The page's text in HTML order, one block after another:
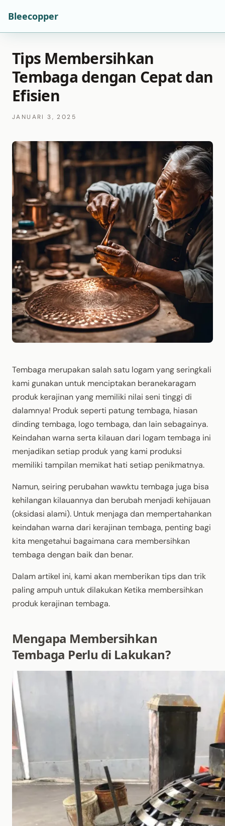
Bleecopper
Tips Membersihkan
Tembaga dengan Cepat dan
Efisien
JANUARI 3, 2025
Tembaga merupakan salah satu logam yang seringkali
kami gunakan untuk menciptakan beranekaragam
produk kerajinan yang memiliki nilai seni tinggi di
dalamnya! Produk seperti patung tembaga, hiasan
dinding tembaga, logo tembaga, dan lain sebagainya.
Keindahan warna serta kilauan dari logam tembaga ini
menjadikan setiap produk yang kami produksi
memiliki tampilan memikat hati setiap penikmatnya.
Namun, seiring perubahan wawktu tembaga juga bisa
kehilangan kilauannya dan berubah menjadi kehijauan
(oksidasi alami). Untuk menjaga dan mempertahankan
keindahan warna dari kerajinan tembaga, penting bagi
kita mengetahui bagaimana cara membersihkan
tembaga dengan baik dan benar.
Dalam artikel ini, kami akan memberikan tips dan trik
paling ampuh untuk dilakukan Ketika membersihkan
produk kerajinan tembaga.
Mengapa Membersihkan
Tembaga Perlu di Lakukan?